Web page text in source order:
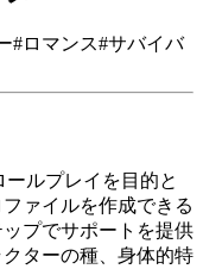
#ロマンス#サバイバ
ールプレイを目的と
ァイルを作成できる
プでサポートを提供
ターの種、身体的特